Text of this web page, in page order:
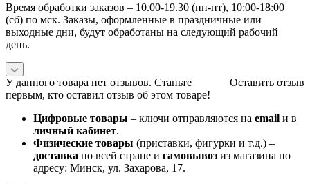
Время обработки заказов – 10.00-19.30 (пн-пт), 10:00-18:00
(сб) по мск. Заказы, оформленные в праздничные или
выходные дни, будут обработаны на следующий рабочий
день.
Оставить отзыв
У данного товара нет отзывов. Станьте
первым, кто оставил отзыв об этом товаре!
Цифровые товары – ключи отправляются на email и в
личный кабинет.
Физические товары (приставки, фигурки и т.д.) –
доставка по всей стране и самовывоз из магазина по
адресу: Минск, ул. Захарова, 17.